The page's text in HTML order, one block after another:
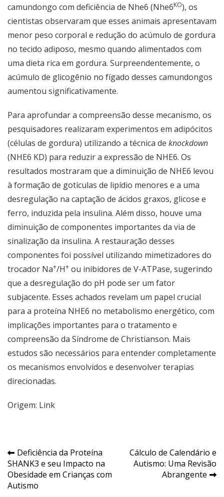
camundongo com deficiência de Nhe6 (Nhe6KO), os
cientistas observaram que esses animais apresentavam
menor peso corporal e redução do acúmulo de gordura
no tecido adiposo, mesmo quando alimentados com
uma dieta rica em gordura. Surpreendentemente, o
acúmulo de glicogênio no fígado desses camundongos
aumentou significativamente.
Para aprofundar a compreensão desse mecanismo, os
pesquisadores realizaram experimentos em adipócitos
(células de gordura) utilizando a técnica de knockdown
(NHE6 KD) para reduzir a expressão de NHE6. Os
resultados mostraram que a diminuição de NHE6 levou
à formação de gotículas de lipídio menores e a uma
desregulação na captação de ácidos graxos, glicose e
ferro, induzida pela insulina. Além disso, houve uma
diminuição de componentes importantes da via de
sinalização da insulina. A restauração desses
componentes foi possível utilizando mimetizadores do
trocador Na+/H+ ou inibidores de V-ATPase, sugerindo
que a desregulação do pH pode ser um fator
subjacente. Esses achados revelam um papel crucial
para a proteína NHE6 no metabolismo energético, com
implicações importantes para o tratamento e
compreensão da Síndrome de Christianson. Mais
estudos são necessários para entender completamente
os mecanismos envolvidos e desenvolver terapias
direcionadas.
Origem: Link
Navegação
de
Post
Deficiência da Proteína
SHANK3 e seu Impacto na
Obesidade em Crianças com
Autismo
Cálculo de Calendário e
Autismo: Uma Revisão
Abrangente